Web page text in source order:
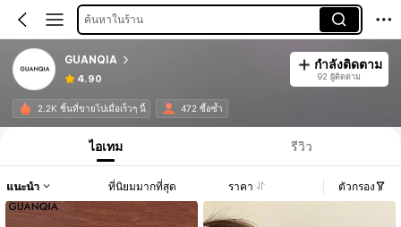
ค้นหาในร้าน
GUANQIA
4.90
กำลังติดตาม
92 ผู้ติดตาม
2.2K ชิ้นที่ขายไปเมื่อเร็วๆ นี้ 472 ซื้อซ้ำ
ไอเทม รีวิว
แนะนำ ที่นิยมมากที่สุด ราคา ตัวกรอง